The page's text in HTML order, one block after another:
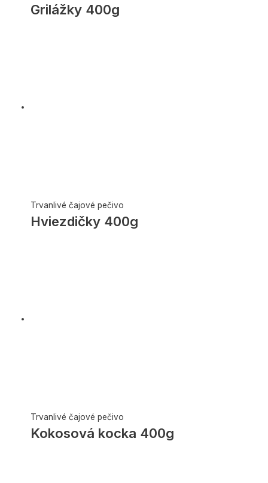
Grilážky 400g
Trvanlivé čajové pečivo
Hviezdičky 400g
Trvanlivé čajové pečivo
Kokosová kocka 400g